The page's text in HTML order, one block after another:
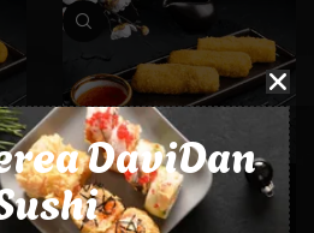
Моцарелла Пане
50,00лей
DaviDan